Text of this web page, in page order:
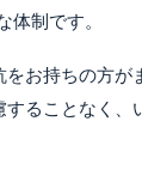
制です。
お持ちの方が
ることなく、